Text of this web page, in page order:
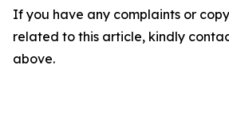
If you have any complaints or
related to this article, kindly
above.